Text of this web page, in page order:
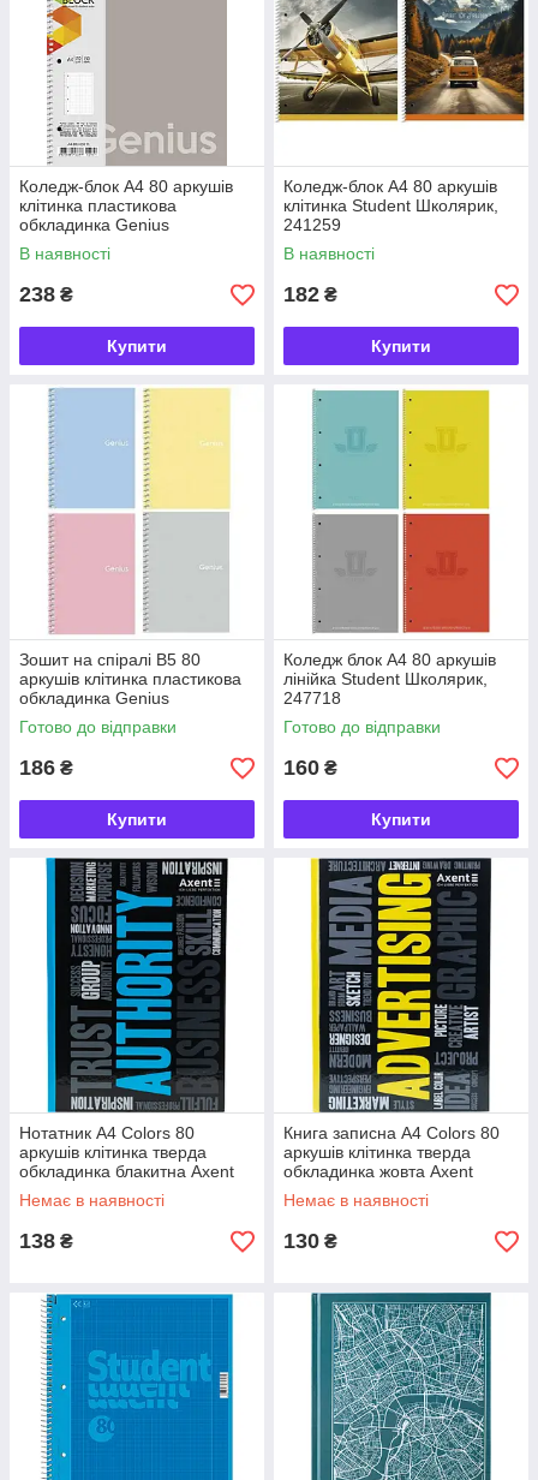
Коледж-блок А4 80 аркушів
клітинка пластикова
обкладинка Genius
Школярик, 223972
В наявності
238 ₴
Купити
Коледж-блок А4 80 аркушів
клітинка Student Школярик,
241259
В наявності
182 ₴
Купити
Зошит на спіралі B5 80
аркушів клітинка пластикова
обкладинка Genius
Школярик, 224047
Готово до відправки
186 ₴
Купити
Коледж блок А4 80 аркушів
лінійка Student Школярик,
247718
Готово до відправки
160 ₴
Купити
Нотатник А4 Colors 80
аркушів клітинка тверда
обкладинка блакитна Axent
8421-05-A, 62462
Немає в наявності
138 ₴
Книга записна А4 Colors 80
аркушів клітинка тверда
обкладинка жовта Axent
8421-06-A, 62463
Немає в наявності
130 ₴